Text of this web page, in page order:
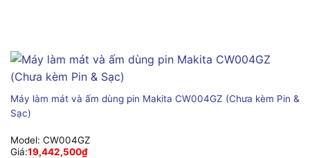
Máy làm mát và ấm dùng pin Makita CW004GZ (Chưa kèm Pin &
Sạc)
Model: CW004GZ
Giá:19,442,500₫